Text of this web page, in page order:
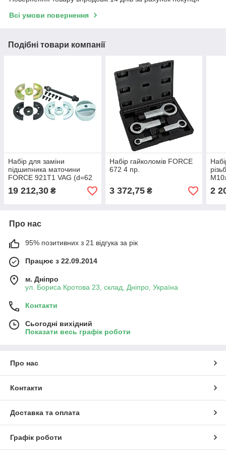
Всі умови повернення
Подібні товари компанії
Набір для заміни
підшипника маточини
FORCE 921T1 VAG (d=62
мм,66 мм, 72 мм) 21 пр.
19 212,30 ₴
Набір гайколомів FORCE
672 4 пр.
3 372,75₴ 2
Про нас
95% позитивних з 21 відгука за рік
Працює з 22.09.2014
м. Дніпро
ул. Бориса Кротова 23, склад, Дніпро, Україна
Контакти
Сьогодні вихідний
Показати весь графік роботи
Про нас
Контакти
Доставка та оплата
Графік роботи